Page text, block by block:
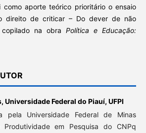
como aporte teórico prioritário o ensaio
direito de criticar – Do dever de não
copilado na obraPolítica e Educação:
Universidade Federal do Piauí, UFPI
pela Universidade Federal de Minas
Produtividade em Pesquisa do CNPq